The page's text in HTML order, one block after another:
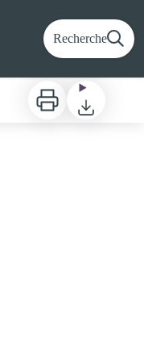
Recherche
Imprimer Télécharger